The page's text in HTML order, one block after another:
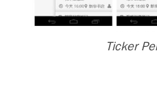
Ticker